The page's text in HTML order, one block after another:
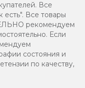
Все
есть". Все товары
рекомендуем
Если
состояния и
по качеству,